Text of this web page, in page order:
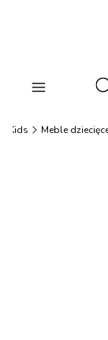
Meble